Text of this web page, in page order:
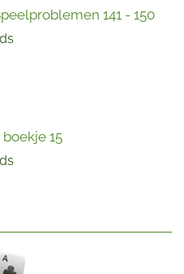
141 - 150
15